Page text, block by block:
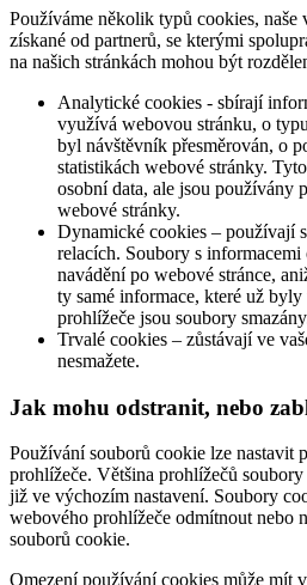
Používáme několik typů cookies, naše
získané od partnerů, se kterými
na našich stránkách mohou být
Analytické cookies - sbírají
využívá webovou stránku, o
byl návštěvník přesměrován, o
statistikách webové stránky.
osobní data, ale jsou používány
webové stránky.
Dynamické cookies – používají
relacích. Soubory s
navádění po webové stránce,
ty samé informace, které už
prohlížeče jsou soubory
Trvalé cookies – zůstávají ve
nesmažete.
Jak mohu odstranit, nebo
Používání souborů cookie lze nastavit
prohlížeče. Většina prohlížečů
již ve výchozím nastavení. Soubory
webového prohlížeče odmítnout nebo
souborů cookie.
Omezení používání cookies může mít